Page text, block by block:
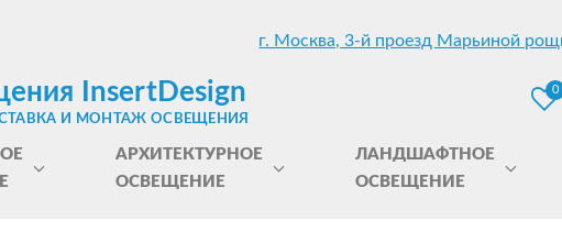
г. Москва, 3-й проезд Марьиной
InsertDesign
И МОНТАЖ ОСВЕЩЕНИЯ
0
АРХИТЕКТУРНОЕ
ОСВЕЩЕНИЕ
ЛАНДШАФТНОЕ
ОСВЕЩЕНИЕ